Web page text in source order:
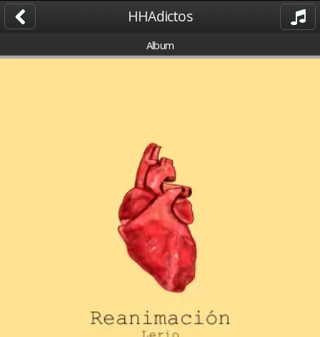
HHAdictos
Album